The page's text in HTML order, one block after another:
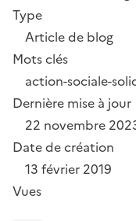
Type
Article de blog
Mots clés
action-sociale-
Dernière mise à jour
22 novembre
Date de création
13 février 2019
Vues